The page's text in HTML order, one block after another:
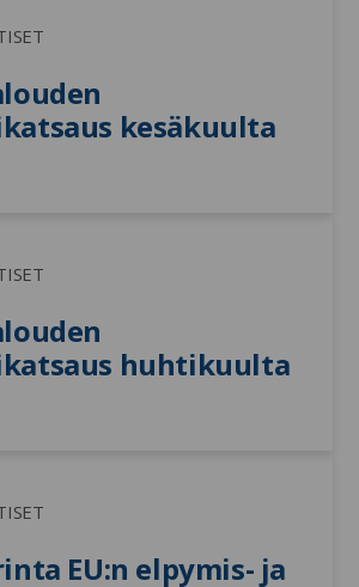
kesäkuulta
huhtikuulta
EU:n elpymis- ja